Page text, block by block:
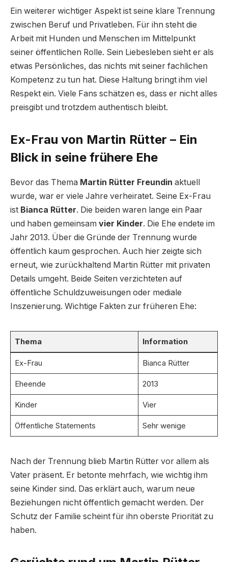
Ein weiterer wichtiger Aspekt ist seine klare Trennung
zwischen Beruf und Privatleben. Für ihn steht die
Arbeit mit Hunden und Menschen im Mittelpunkt
seiner öffentlichen Rolle. Sein Liebesleben sieht er als
etwas Persönliches, das nichts mit seiner fachlichen
Kompetenz zu tun hat. Diese Haltung bringt ihm viel
Respekt ein. Viele Fans schätzen es, dass er nicht alles
preisgibt und trotzdem authentisch bleibt.
Ex-Frau von Martin Rütter – Ein
Blick in seine frühere Ehe
Bevor das Thema Martin Rütter Freundin aktuell
wurde, war er viele Jahre verheiratet. Seine Ex-Frau
ist Bianca Rütter. Die beiden waren lange ein Paar
und haben gemeinsam vier Kinder. Die Ehe endete im
Jahr 2013. Über die Gründe der Trennung wurde
öffentlich kaum gesprochen. Auch hier zeigte sich
erneut, wie zurückhaltend Martin Rütter mit privaten
Details umgeht. Beide Seiten verzichteten auf
öffentliche Schuldzuweisungen oder mediale
Inszenierung. Wichtige Fakten zur früheren Ehe:
Thema Information
Ex-Frau Bianca Rütter
Eheende 2013
Kinder Vier
Öffentliche Statements Sehr wenige
Nach der Trennung blieb Martin Rütter vor allem als
Vater präsent. Er betonte mehrfach, wie wichtig ihm
seine Kinder sind. Das erklärt auch, warum neue
Beziehungen nicht öffentlich gemacht werden. Der
Schutz der Familie scheint für ihn oberste Priorität zu
haben.